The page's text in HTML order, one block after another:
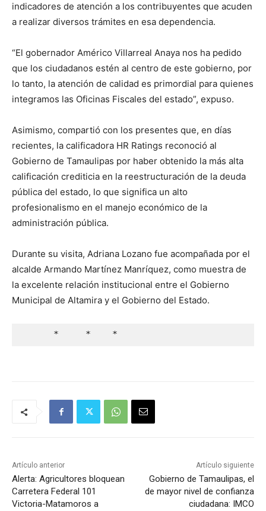
indicadores de atención a los contribuyentes que acuden
a realizar diversos trámites en esa dependencia.
“El gobernador Américo Villarreal Anaya nos ha pedido
que los ciudadanos estén al centro de este gobierno, por
lo tanto, la atención de calidad es primordial para quienes
integramos las Oficinas Fiscales del estado”, expuso.
Asimismo, compartió con los presentes que, en días
recientes, la calificadora HR Ratings reconoció al
Gobierno de Tamaulipas por haber obtenido la más alta
calificación crediticia en la reestructuración de la deuda
pública del estado, lo que significa un alto
profesionalismo en el manejo económico de la
administración pública.
Durante su visita, Adriana Lozano fue acompañada por el
alcalde Armando Martínez Manríquez, como muestra de
la excelente relación institucional entre el Gobierno
Municipal de Altamira y el Gobierno del Estado.
      *     *    *
Artículo anterior
Alerta: Agricultores bloquean
Carretera Federal 101
Victoria-Matamoros a
Artículo siguiente
Gobierno de Tamaulipas, el
de mayor nivel de confianza
ciudadana: IMCO